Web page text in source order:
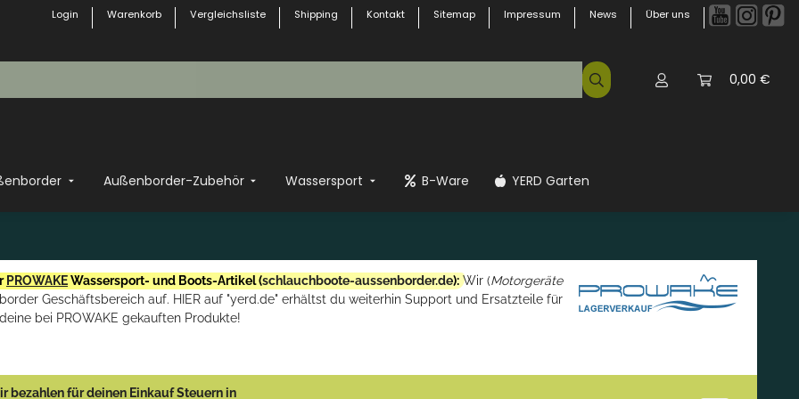
Login Warenkorb Vergleichsliste Shipping Kontakt Sitemap Impressum News Über uns
0,00 €
Außenborder-Zubehör Wassersport B-Ware YERD Garten
PROWAKEWassersport- und Boots-Artikel (schlauchboote-aussenborder.de): Wir (Motorgeräte
Geschäftsbereich auf. HIER auf "yerd.de" erhältst du weiterhin Support und Ersatzteile für
deine bei PROWAKE gekauften Produkte!
bezahlen für deinen Einkauf Steuern in